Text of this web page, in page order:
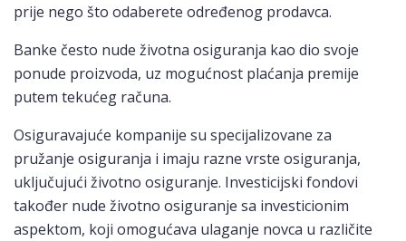
prije nego što odaberete određenog prodavca.
Banke često nude životna osiguranja kao dio svoje
ponude proizvoda, uz mogućnost plaćanja premije
putem tekućeg računa.
Osiguravajuće kompanije su specijalizovane za
pružanje osiguranja i imaju razne vrste osiguranja,
uključujući životno osiguranje. Investicijski fondovi
također nude životno osiguranje sa investicionim
aspektom, koji omogućava ulaganje novca u različite